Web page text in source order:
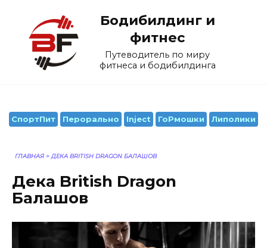
содержанию
Бодибилдинг и
фитнес
Путеводитель по миру
фитнеса и бодибилдинга
СпортПит Перорально Inject ГоРмошки Липолики
ГЛАВНАЯ > ДЕКА BRITISH DRAGON БАЛАШОВ
Дека British Dragon
Балашов